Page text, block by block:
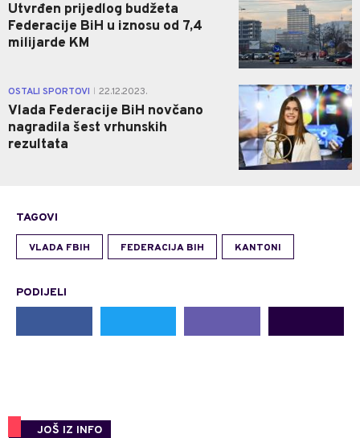
Utvrđen prijedlog budžeta
Federacije BiH u iznosu od 7,4
milijarde KM
OSTALI SPORTOVI 22.12.2023.
Vlada Federacije BiH novčano
nagradila šest vrhunskih
rezultata
0
TAGOVI
VLADA FBIH FEDERACIJA BIH KANTONI
PODIJELI
JOŠ IZ INFO